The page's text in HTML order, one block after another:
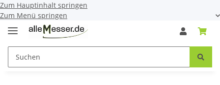
Zum Hauptinhalt springen
Zum Menü springen